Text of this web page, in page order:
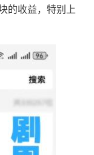
的收益，特别上